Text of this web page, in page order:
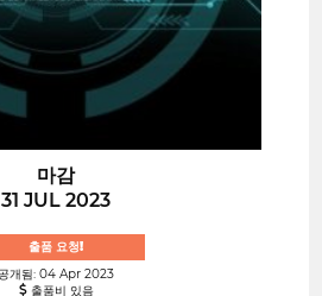
마감
31 JUL 2023
출품 요청!
개됨: 04 Apr 2023
출품비 있음